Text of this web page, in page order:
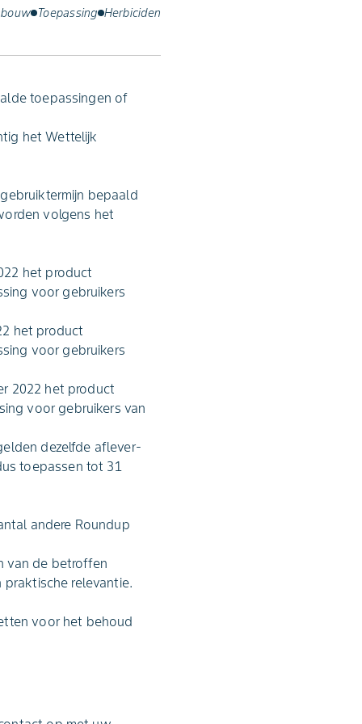
Toepassing Herbiciden
toepassingen of
het Wettelijk
bepaald
volgens het
het product
voor gebruikers
het product
voor gebruikers
2022 het product
voor gebruikers van
dezelfde aflever-
toepassen tot 31
andere Roundup
van de betroffen
relevantie.
voor het behoud